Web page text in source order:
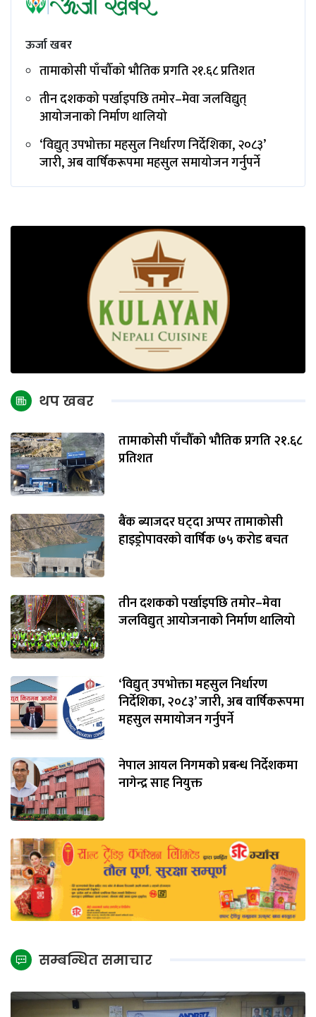
ऊर्जा खबर
तामाकोसी पाँचौँको भौतिक प्रगति २१.६८ प्रतिशत
तीन दशकको पर्खाइपछि तमोर–मेवा जलविद्युत्
आयोजनाको निर्माण थालियो
‘विद्युत् उपभोक्ता महसुल निर्धारण निर्देशिका, २०८३’
जारी, अब वार्षिकरूपमा महसुल समायोजन गर्नुपर्ने
थप खबर
तामाकोसी पाँचौँको भौतिक प्रगति २१.६८
प्रतिशत
बैंक ब्याजदर घट्दा अप्पर तामाकोसी
हाइड्रोपावरको वार्षिक ७५ करोड बचत
तीन दशकको पर्खाइपछि तमोर–मेवा
जलविद्युत् आयोजनाको निर्माण थालियो
‘विद्युत् उपभोक्ता महसुल निर्धारण
निर्देशिका, २०८३’ जारी, अब वार्षिकरूपमा
महसुल समायोजन गर्नुपर्ने
नेपाल आयल निगमको प्रबन्ध निर्देशकमा
नागेन्द्र साह नियुक्त
सम्बन्धित समाचार